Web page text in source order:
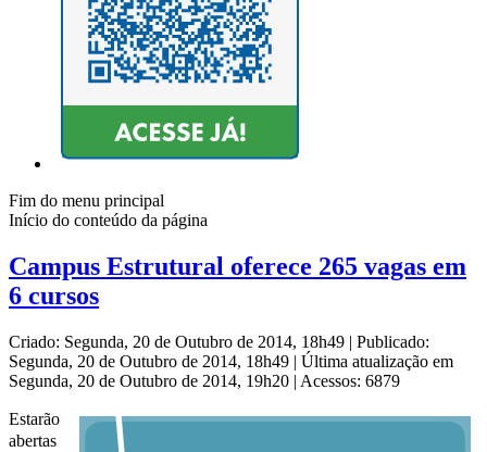
Fim do menu principal
Início do conteúdo da página
Campus Estrutural oferece 265 vagas em
6 cursos
Criado: Segunda, 20 de Outubro de 2014, 18h49 | Publicado:
Segunda, 20 de Outubro de 2014, 18h49 | Última atualização em
Segunda, 20 de Outubro de 2014, 19h20 | Acessos: 6879
Estarão
abertas